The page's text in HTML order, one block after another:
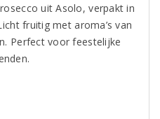
uit Asolo, verpakt in
fruitig met aroma’s van
Perfect voor feestelijke